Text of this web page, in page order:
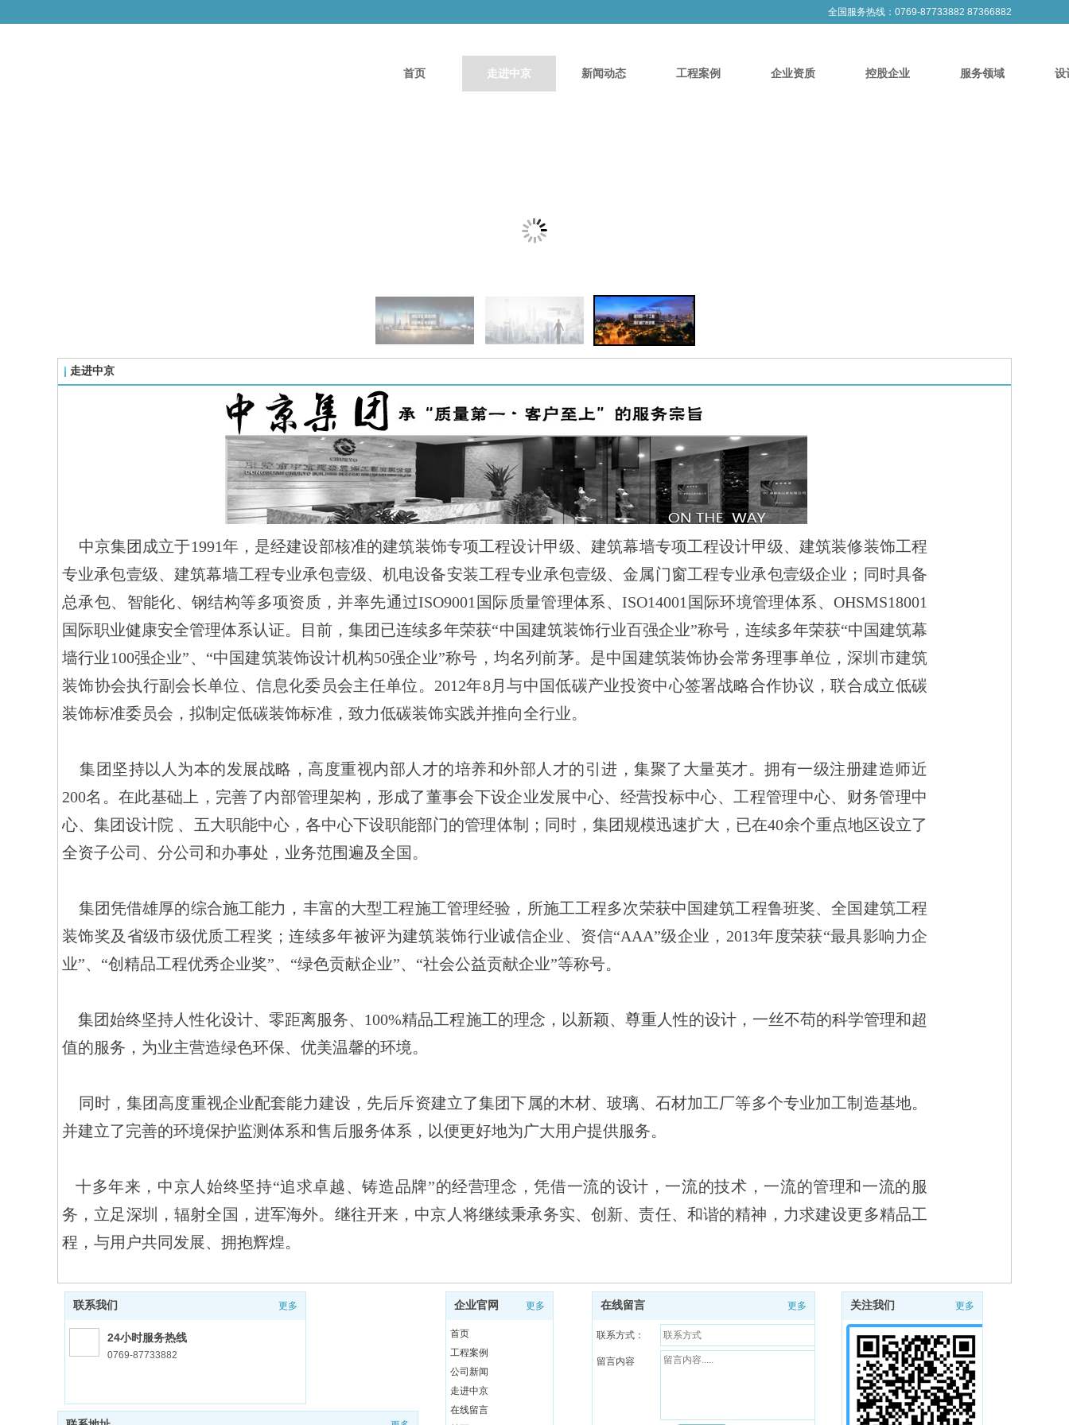
首页 走进中京 新闻动态 工程案例 企业资质 控股企业 服务领域 设
全国服务热线：0769-87733882 87366882
走进中京
专业承包壹级、建筑幕墙工程专业承包壹级、机电设备安装工程专业承包壹级、金属门窗工程专业承包壹级企业；同时具备
总承包、智能化、钢结构等多项资质，并率先通过ISO9001国际质量管理体系、ISO14001国际环境管理体系、OHSMS18001
国际职业健康安全管理体系认证。目前，集团已连续多年荣获“中国建筑装饰行业百强企业”称号，连续多年荣获“中国建筑幕
墙行业100强企业”、“中国建筑装饰设计机构50强企业”称号，均名列前茅。是中国建筑装饰协会常务理事单位，深圳市建筑
装饰协会执行副会长单位、信息化委员会主任单位。2012年8月与中国低碳产业投资中心签署战略合作协议，联合成立低碳
装饰标准委员会，拟制定低碳装饰标准，致力低碳装饰实践并推向全行业。
200名。在此基础上，完善了内部管理架构，形成了董事会下设企业发展中心、经营投标中心、工程管理中心、财务管理中
心、集团设计院 、五大职能中心，各中心下设职能部门的管理体制；同时，集团规模迅速扩大，已在40余个重点地区设立了
全资子公司、分公司和办事处，业务范围遍及全国。
装饰奖及省级市级优质工程奖；连续多年被评为建筑装饰行业诚信企业、资信“AAA”级企业，2013年度荣获“最具影响力企
业”、“创精品工程优秀企业奖”、“绿色贡献企业”、“社会公益贡献企业”等称号。
值的服务，为业主营造绿色环保、优美温馨的环境。
并建立了完善的环境保护监测体系和售后服务体系，以便更好地为广大用户提供服务。
务，立足深圳，辐射全国，进军海外。继往开来，中京人将继续秉承务实、创新、责任、和谐的精神，力求建设更多精品工
程，与用户共同发展、拥抱辉煌。
联系我们 更多
24小时服务热线
0769-87733882
企业官网 更多
首页
工程案例
公司新闻
走进中京
在线留言
在线留言 更多
联系方式：
留言内容
关注我们 更多